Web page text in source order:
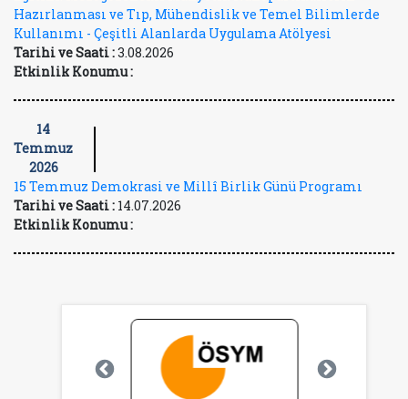
Hazırlanması ve Tıp, Mühendislik ve Temel Bilimlerde
Kullanımı - Çeşitli Alanlarda Uygulama Atölyesi
Tarihi ve Saati :3.08.2026
Etkinlik Konumu :
14
Temmuz
2026
15 Temmuz Demokrasi ve Millî Birlik Günü Programı
Tarihi ve Saati : 14.07.2026
Etkinlik Konumu :